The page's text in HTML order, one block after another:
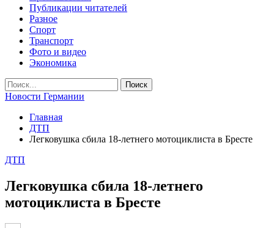
Публикации читателей
Разное
Спорт
Транспорт
Фото и видео
Экономика
Новости Германии
Главная
ДТП
Легковушка сбила 18-летнего мотоциклиста в Бресте
ДТП
Легковушка сбила 18-летнего
мотоциклиста в Бресте